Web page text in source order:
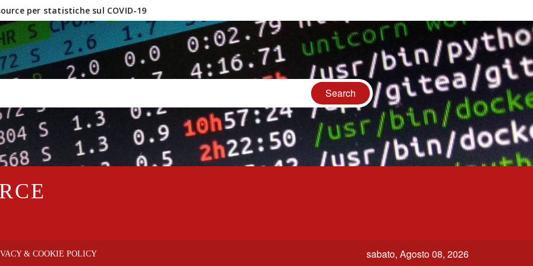
per statistiche sul COVID-19
e software OpenSource?
& COOKIE POLICY sabato, Agosto 08, 2026